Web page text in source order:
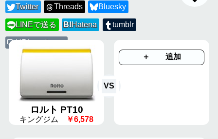
Twitter Threads Bluesky
LINE LINEで送る B!Hatena tumblr
URLコピー
ロルト PT10
キングジム ￥6,578
VS
＋ 追加